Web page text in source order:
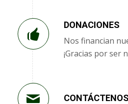
DONACIONES
Nos financian
¡Gracias por ser
CONTÁCTENOS